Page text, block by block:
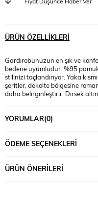
ÜRÜN ÖZELLIKLERI
Gardırobunuzun en şık ve
bedene uyumludur. %95
stilinizi taçlandırıyor. Yaka
şeritler, dekolte bölgesine
daha belirginleştirir. Dirsek
bir görünüm sağlar. ılmıştır.
1,72 Kilo: 90 Göğüs: 104 Bel:
YORUMLAR(0)
ÖDEME SEÇENEKLERI
ÜRÜN ÖNERILERI